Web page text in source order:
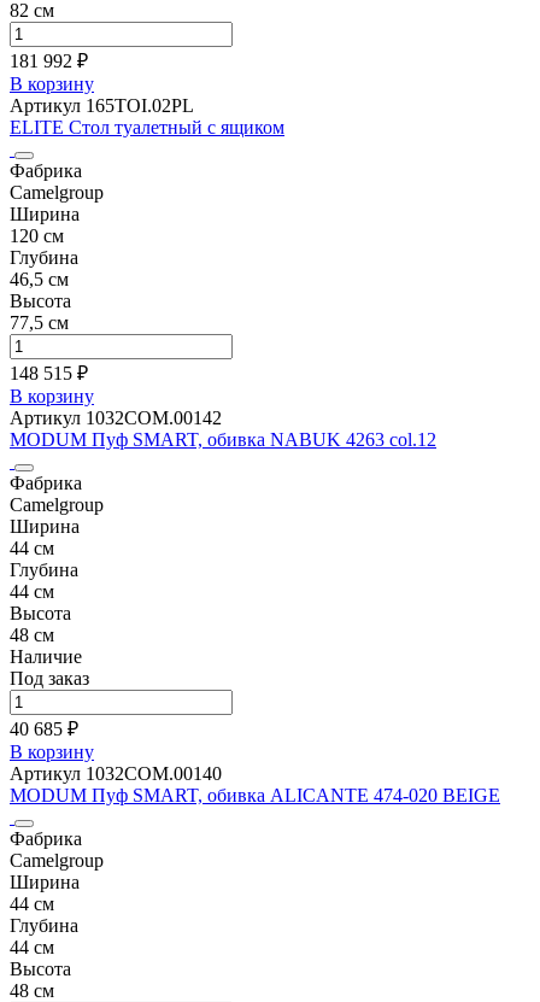
82 см
181 992 ₽
В корзину
Артикул 165TOI.02PL
ELITE Стол туалетный с ящиком
Фабрика
Camelgroup
Ширина
120 см
Глубина
46,5 см
Высота
77,5 см
148 515 ₽
В корзину
Артикул 1032COM.00142
MODUM Пуф SMART, обивка NABUK 4263 col.12
Фабрика
Camelgroup
Ширина
44 см
Глубина
44 см
Высота
48 см
Наличие
Под заказ
40 685 ₽
В корзину
Артикул 1032COM.00140
MODUM Пуф SMART, обивка ALICANTE 474-020 BEIGE
Фабрика
Camelgroup
Ширина
44 см
Глубина
44 см
Высота
48 см